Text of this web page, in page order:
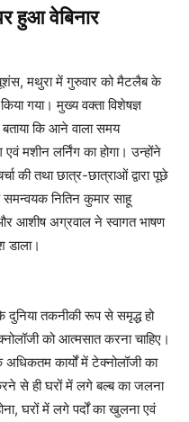
हुआ वेबिनार
मथुरा में गुरुवार को मैटलैब के
गया। मुख्य वक्ता विशेषज्ञ
कि आने वाला समय
मशीन लर्निंग का होगा। उन्होंने
की तथा छात्र-छात्राओं द्वारा पूछे
नितिन कुमार साहू
आशीष अग्रवाल ने स्वागत भाषण
डाला।
दुनिया तकनीकी रूप से समृद्ध हो
को आत्मसात करना चाहिए।
कार्यों में टेक्नोलॉजी का
से ही घरों में लगे बल्ब का जलना
घरों में लगे पर्दों का खुलना एवं